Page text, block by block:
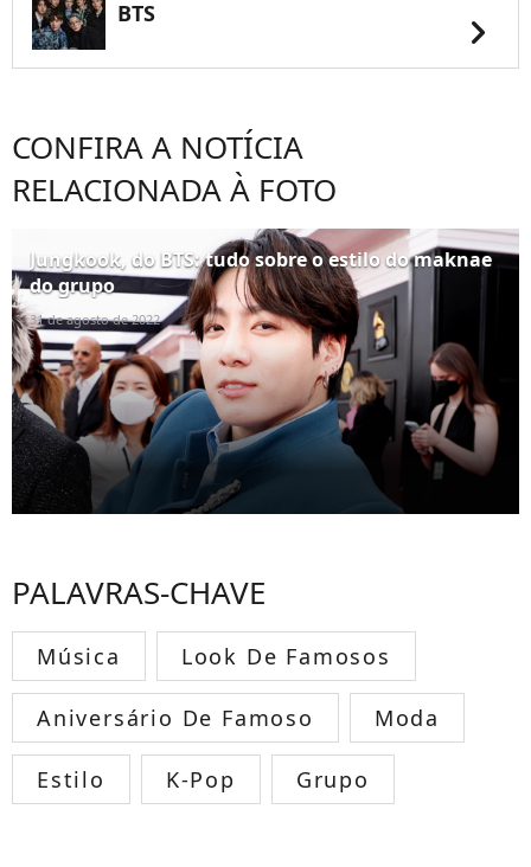
BTS chevron_right
CONFIRA A NOTÍCIA
RELACIONADA À FOTO
Jungkook, do BTS: tudo sobre o estilo do maknae
do grupo
31 de agosto de 2022
PALAVRAS-CHAVE
Música Look De Famosos
Aniversário De Famoso Moda
Estilo K-Pop Grupo